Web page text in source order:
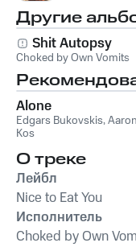
Другие
Shit Autopsy
Choked by Own Vomits
Alone
Edgars Bukovskis,Aaron
Kos
О треке
Лейбл
Nice to Eat You
Исполнитель
Choked by Own